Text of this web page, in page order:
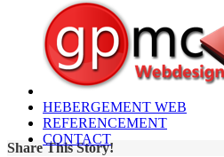
HEBERGEMENT WEB
REFERENCEMENT
CONTACT
Share This Story!